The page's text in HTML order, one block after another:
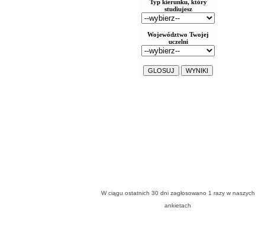
W ciągu ostatnich 30 dni zagłosowano 1 razy w naszych
ankietach